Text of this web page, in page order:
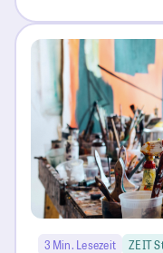
3 Min. Lesezeit ZEIT